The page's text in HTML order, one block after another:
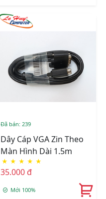
Đã bán: 239
Dây Cáp VGA Zin Theo
Màn Hình Dài 1.5m
★ ★ ★ ★ ★
35.000 đ
Mới 100%